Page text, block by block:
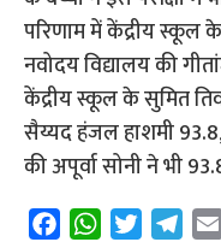
परिणाम में केंद्रीय स्कूल
नवोदय विद्यालय की
केंद्रीय स्कूल के सुमित
सैय्यद हंजल हाशमी
की अपूर्वा सोनी ने भी
W